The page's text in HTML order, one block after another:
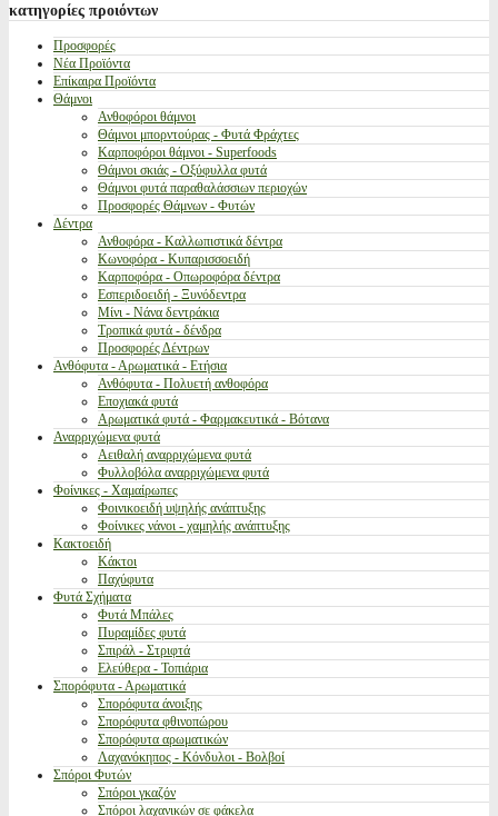
κατηγορίες προιόντων
Προσφορές
Νέα Προϊόντα
Επίκαιρα Προϊόντα
Θάμνοι
Ανθοφόροι θάμνοι
Θάμνοι μπορντούρας - Φυτά Φράχτες
Καρποφόροι θάμνοι - Superfoods
Θάμνοι σκιάς - Οξύφυλλα φυτά
Θάμνοι φυτά παραθαλάσσιων περιοχών
Προσφορές Θάμνων - Φυτών
Δέντρα
Ανθοφόρα - Καλλωπιστικά δέντρα
Κωνοφόρα - Κυπαρισσοειδή
Καρποφόρα - Οπωροφόρα δέντρα
Εσπεριδοειδή - Ξυνόδεντρα
Μίνι - Νάνα δεντράκια
Τροπικά φυτά - δένδρα
Προσφορές Δέντρων
Ανθόφυτα - Αρωματικά - Ετήσια
Ανθόφυτα - Πολυετή ανθοφόρα
Εποχιακά φυτά
Αρωματικά φυτά - Φαρμακευτικά - Βότανα
Αναρριχώμενα φυτά
Αειθαλή αναρριχώμενα φυτά
Φυλλοβόλα αναρριχώμενα φυτά
Φοίνικες - Χαμαίρωπες
Φοινικοειδή υψηλής ανάπτυξης
Φοίνικες νάνοι - χαμηλής ανάπτυξης
Κακτοειδή
Κάκτοι
Παχύφυτα
Φυτά Σχήματα
Φυτά Μπάλες
Πυραμίδες φυτά
Σπιράλ - Στριφτά
Ελεύθερα - Τοπιάρια
Σπορόφυτα - Αρωματικά
Σπορόφυτα άνοιξης
Σπορόφυτα φθινοπώρου
Σπορόφυτα αρωματικών
Λαχανόκηπος - Κόνδυλοι - Βολβοί
Σπόροι Φυτών
Σπόροι γκαζόν
Σπόροι λαχανικών σε φάκελα